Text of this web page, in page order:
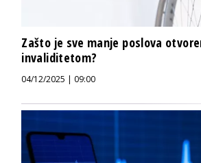
Zašto je sve manje poslova
invaliditetom?
04/12/2025 | 09:00